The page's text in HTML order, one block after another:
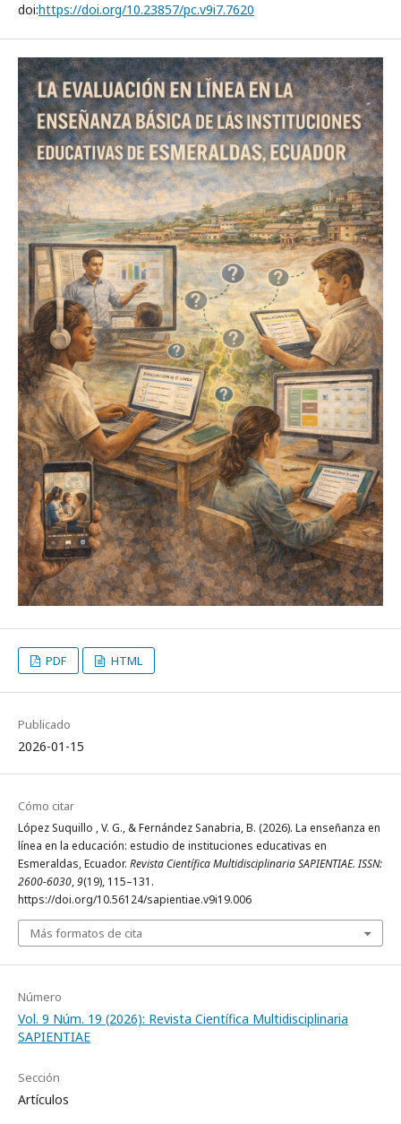
doi:https://doi.org/10.23857/pc.v9i7.7620
PDF HTML
Publicado
2026-01-15
Cómo citar
López Suquillo , V. G., & Fernández Sanabria, B. (2026). La enseñanza en
línea en la educación: estudio de instituciones educativas en
Esmeraldas, Ecuador. Revista Científica Multidisciplinaria SAPIENTIAE. ISSN:
2600-6030,9(19), 115–131.
https://doi.org/10.56124/sapientiae.v9i19.006
Más formatos de cita
Número
Vol. 9 Núm. 19 (2026): Revista Científica Multidisciplinaria
SAPIENTIAE
Sección
Artículos